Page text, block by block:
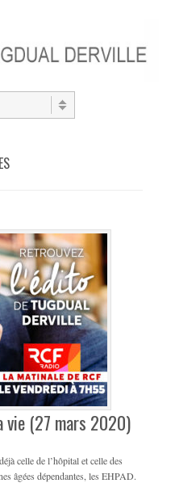
vie (27 mars 2020)
celle de l’hôpital et celle des
âgées dépendantes, les EHPAD.